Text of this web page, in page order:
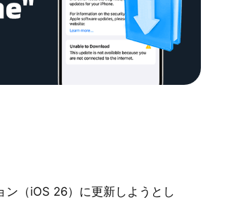
（iOS 26）に更新しようとし